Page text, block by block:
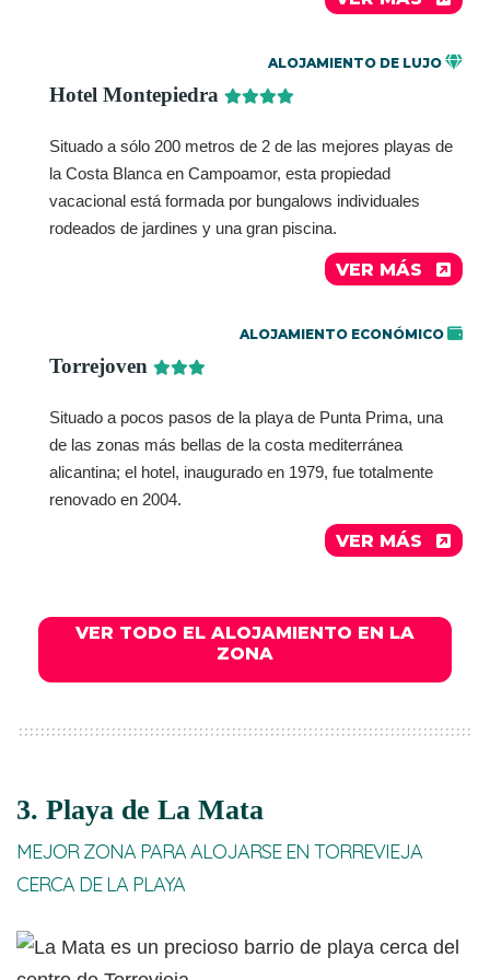
ALOJAMIENTO DE LUJO
Hotel Montepiedra
Situado a sólo 200 metros de 2 de las mejores playas de
la Costa Blanca en Campoamor, esta propiedad
vacacional está formada por bungalows individuales
rodeados de jardines y una gran piscina.
VER MÁS
ALOJAMIENTO ECONÓMICO
Torrejoven
Situado a pocos pasos de la playa de Punta Prima, una
de las zonas más bellas de la costa mediterránea
alicantina; el hotel, inaugurado en 1979, fue totalmente
renovado en 2004.
VER MÁS
VER TODO EL ALOJAMIENTO EN LA
ZONA
3. Playa de La Mata
MEJOR ZONA PARA ALOJARSE EN TORREVIEJA
CERCA DE LA PLAYA